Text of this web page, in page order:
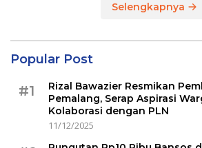
Selengkapnya
Popular Post
#1
Rizal Bawazier Resmikan
Pemalang, Serap Aspirasi
Kolaborasi dengan PLN
11/12/2025